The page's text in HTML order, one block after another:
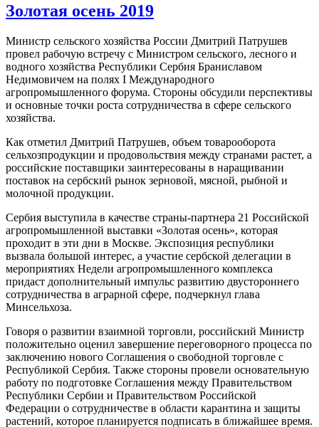
Золотая осень 2019
Министр сельского хозяйства России Дмитрий Патрушев
провел рабочую встречу с Министром сельского, лесного и
водного хозяйства Республики Сербия Браниславом
Недимовичем на полях I Международного
агропромышленного форума. Стороны обсудили перспективы
и основные точки роста сотрудничества в сфере сельского
хозяйства.
Как отметил Дмитрий Патрушев, объем товарооборота
сельхозпродукции и продовольствия между странами растет, а
российские поставщики заинтересованы в наращивании
поставок на сербский рынок зерновой, мясной, рыбной и
молочной продукции.
Сербия выступила в качестве страны-партнера 21 Российской
агропромышленной выставки «Золотая осень», которая
проходит в эти дни в Москве. Экспозиция республики
вызвала большой интерес, а участие сербской делегации в
мероприятиях Недели агропромышленного комплекса
придаст дополнительный импульс развитию двустороннего
сотрудничества в аграрной сфере, подчеркнул глава
Минсельхоза.
Говоря о развитии взаимной торговли, российский Министр
положительно оценил завершение переговорного процесса по
заключению нового Соглашения о свободной торговле с
Республикой Сербия. Также стороны провели основательную
работу по подготовке Соглашения между Правительством
Республики Сербии и Правительством Российской
Федерации о сотрудничестве в области карантина и защиты
растений, которое планируется подписать в ближайшее время.